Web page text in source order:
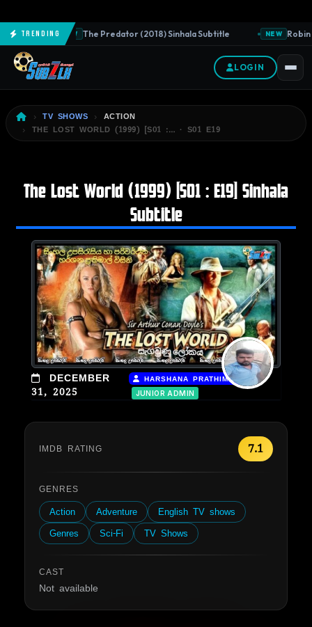
TrendingNEW The Predator (2018) Sinhala Subtitle NEW
LOGIN
TV SHOWS
ACTION
THE LOST WORLD (1999) [S01 :… · S01 E19
The Lost World (1999) [S01 : E19] Sinhala
Subtitle
DECEMBER
31, 2025
HARSHANA PRATHIMAL |
JUNIOR ADMIN
IMDB RATING 7.1
GENRES
Action Adventure
English TV shows
Genres
Sci-Fi TV Shows
CAST
Not available